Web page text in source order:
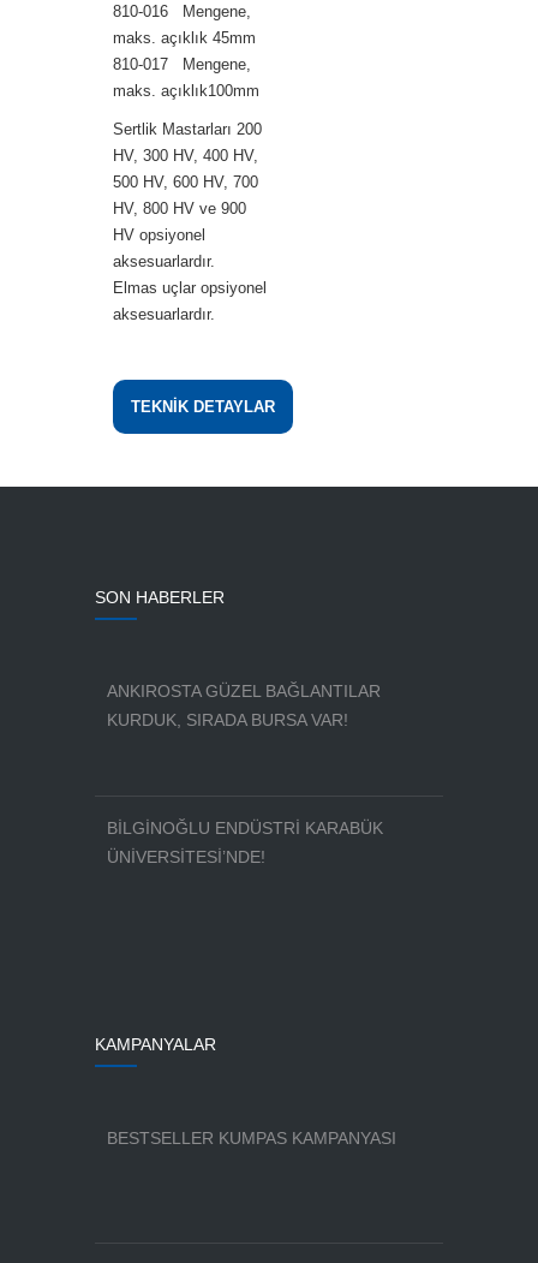
810-016 Mengene,
maks. açıklık 45mm
810-017 Mengene,
maks. açıklık100mm
Sertlik Mastarları 200
HV, 300 HV, 400 HV,
500 HV, 600 HV, 700
HV, 800 HV ve 900
HV opsiyonel
aksesuarlardır.
Elmas uçlar opsiyonel
aksesuarlardır.
TEKNİK DETAYLAR
SON HABERLER
ANKIROSTA GÜZEL BAĞLANTILAR
KURDUK, SIRADA BURSA VAR!
BİLGİNOĞLU ENDÜSTRİ KARABÜK
ÜNİVERSİTESİ’NDE!
KAMPANYALAR
BESTSELLER KUMPAS KAMPANYASI